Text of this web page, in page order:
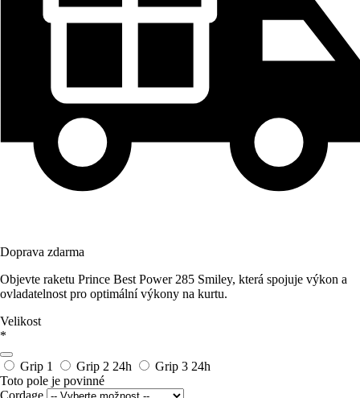
Doprava zdarma
Objevte raketu Prince Best Power 285 Smiley, která spojuje výkon a
ovladatelnost pro optimální výkony na kurtu.
Velikost
*
Grip 1 Grip 2 24h Grip 3 24h
Toto pole je povinné
Cordage